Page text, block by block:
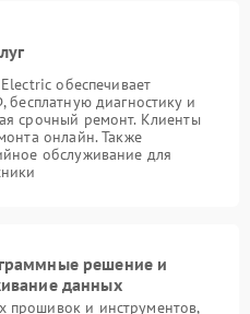
обеспечивает
бесплатную диагностику и
срочный ремонт. Клиенты
онлайн. Также
обслуживание для
решение и
данных
прошивок и инструментов,